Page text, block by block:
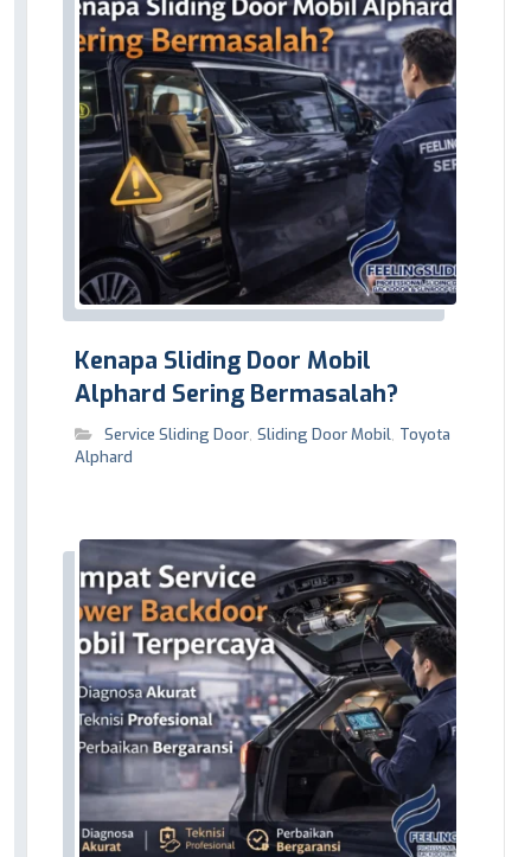
Kenapa Sliding Door Mobil
Alphard Sering Bermasalah?
Service Sliding Door,Sliding Door Mobil, Toyota
Alphard